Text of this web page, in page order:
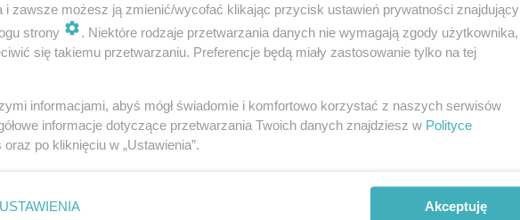
można znaleźć późną jesienią?
i zawsze możesz ją zmienić/wycofać klikając przycisk ustawień prywatności znajdujący
strony
. Niektóre rodzaje przetwarzania danych nie wymagają zgody użytkownika,
się takiemu przetwarzaniu. Preferencje będą miały zastosowanie tylko na tej
informacjami, abyś mógł świadomie i komfortowo korzystać z naszych serwisów
informacje dotyczące przetwarzania Twoich danych znajdziesz w Polityce
oraz po kliknięciu w „Ustawienia”.
USTAWIENIA Akceptuję